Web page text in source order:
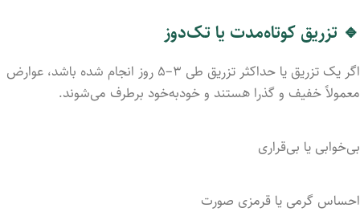
🔹 تزریق کوتاه‌مدت یا تک‌دوز
اگر یک تزریق یا حداکثر تزریق طی ۳–۵ روز انجام شده باشد، عوارض
معمولاً خفیف و گذرا هستند و خودبه‌خود برطرف می‌شوند.
بی‌خوابی یا بی‌قراری
احساس گرمی یا قرمزی صورت